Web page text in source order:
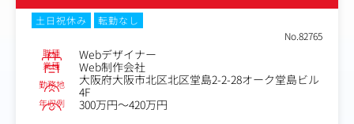
土日祝休み
転勤なし
No.82765
職種 Webデザイナー
業種 Web制作会社
勤務地
大阪府大阪市北区北区堂島2-2-28オーク堂島ビル
4F
年収例
300万円～420万円